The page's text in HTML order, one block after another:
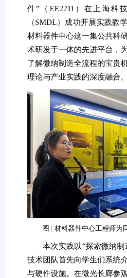
件”（EE2211）在上海科
（SMDL）成功开展实践教
材料器件中心这一集公共科
术研发于一体的先进平台，
了解微纳制造全流程的宝贵
理论与产业实践的深度融合。
图 | 材料器件中心工程师为
本次实践以“探索微纳
技术团队首先向学生们系统
与硬件设施。在微光长廊参